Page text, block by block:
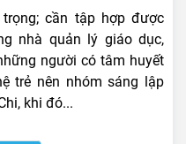
cần tập hợp được
nhà quản lý giáo dục,
người có tâm huyết
trẻ nên nhóm sáng lập
khi đó...